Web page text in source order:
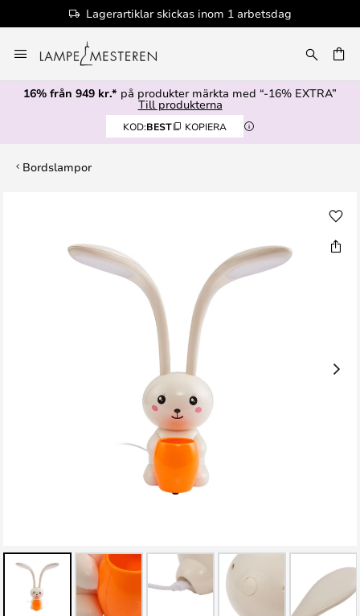
Lagerartiklar skickas inom 1 arbetsdag
till
innehållet
16% från 949 kr.* på produkter märkta med “-16% EXTRA”
Till produkterna
KOD:BEST KOPIERA
Bordslampor